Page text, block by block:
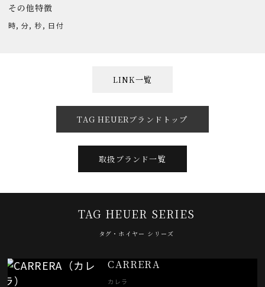
その他特徴
時, 分, 秒, 日付
LINK一覧
TAG HEUERブランドトップ
取扱ブランド一覧
TAG HEUER SERIES
タグ・ホイヤー シリーズ
CARRERA
カレラ